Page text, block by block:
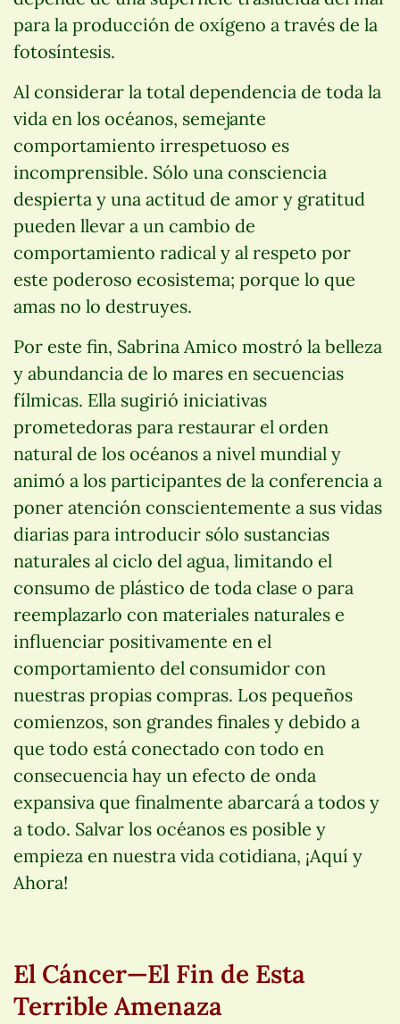
para la producción de oxígeno a través de la
fotosíntesis.
Al considerar la total dependencia de toda la
vida en los océanos, semejante
comportamiento irrespetuoso es
incomprensible. Sólo una consciencia
despierta y una actitud de amor y gratitud
pueden llevar a un cambio de
comportamiento radical y al respeto por
este poderoso ecosistema; porque lo que
amas no lo destruyes.
Por este fin, Sabrina Amico mostró la belleza
y abundancia de lo mares en secuencias
fílmicas. Ella sugirió iniciativas
prometedoras para restaurar el orden
natural de los océanos a nivel mundial y
animó a los participantes de la conferencia a
poner atención conscientemente a sus vidas
diarias para introducir sólo sustancias
naturales al ciclo del agua, limitando el
consumo de plástico de toda clase o para
reemplazarlo con materiales naturales e
influenciar positivamente en el
comportamiento del consumidor con
nuestras propias compras. Los pequeños
comienzos, son grandes finales y debido a
que todo está conectado con todo en
consecuencia hay un efecto de onda
expansiva que finalmente abarcará a todos y
a todo. Salvar los océanos es posible y
empieza en nuestra vida cotidiana, ¡Aquí y
Ahora!
El Cáncer—El Fin de Esta
Terrible Amenaza